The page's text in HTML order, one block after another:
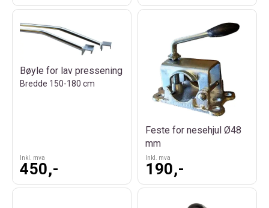
Bøyle for lav pressening
Bredde 150-180 cm
Inkl. mva
450,-
Feste for nesehjul Ø48
mm
Inkl. mva
190,-